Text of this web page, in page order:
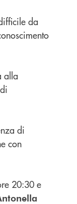
da
alla
di
con
20:30 e